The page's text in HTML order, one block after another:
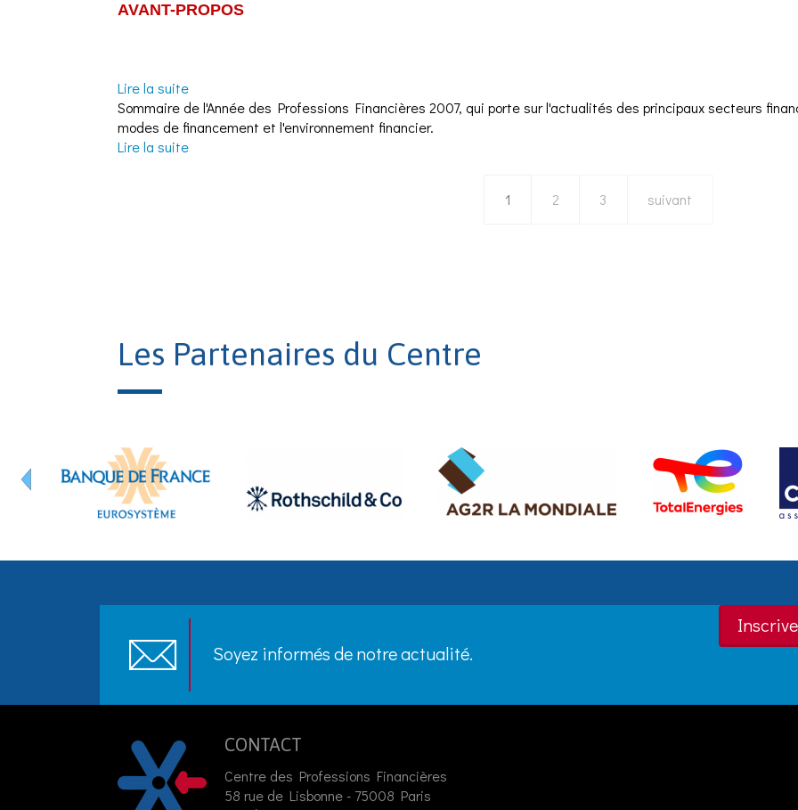
AVANT-PROPOS
Lire la suite
Sommaire de l'Année des Professions Financières 2007, qui porte sur l'actualités des principaux secteurs
modes de financement et l'environnement financier.
Lire la suite
1 2 3 suivant
Les Partenaires du Centre
Soyez informés de notre actualité.
CONTACT
Centre des Professions Financières
58 rue de Lisbonne - 75008 Paris